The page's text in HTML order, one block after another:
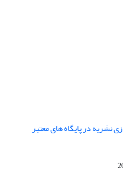
نشریه در پایگاه های معتبر